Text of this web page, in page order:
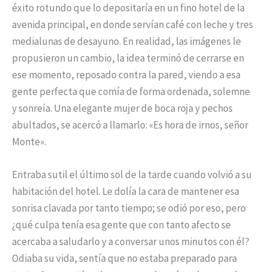
éxito rotundo que lo depositaría en un fino hotel de la
avenida principal, en donde servían café con leche y tres
medialunas de desayuno. En realidad, las imágenes le
propusieron un cambio, la idea terminó de cerrarse en
ese momento, reposado contra la pared, viendo a esa
gente perfecta que comía de forma ordenada, solemne
y sonreía. Una elegante mujer de boca roja y pechos
abultados, se acercó a llamarlo: «Es hora de irnos, señor
Monte».
Entraba sutil el último sol de la tarde cuando volvió a su
habitación del hotel. Le dolía la cara de mantener esa
sonrisa clavada por tanto tiempo; se odió por eso, pero
¿qué culpa tenía esa gente que con tanto afecto se
acercaba a saludarlo y a conversar unos minutos con él?
Odiaba su vida, sentía que no estaba preparado para